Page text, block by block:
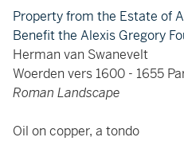
Property from the Estate of
Benefit the Alexis Gregory
Herman van Swanevelt
Woerden vers 1600 - 1655
Roman Landscape
Oil on copper, a tondo